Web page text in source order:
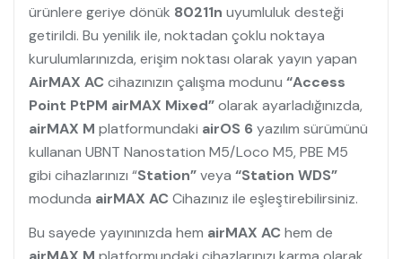
ürünlere geriye dönük 80211n uyumluluk desteği
getirildi. Bu yenilik ile, noktadan çoklu noktaya
kurulumlarınızda, erişim noktası olarak yayın yapan
AirMAX ACcihazınızın çalışma modunu “Access
Point PtPM airMAX Mixed”olarak ayarladığınızda,
airMAX M platformundaki airOS 6 yazılım sürümünü
kullanan UBNT Nanostation M5/Loco M5, PBE M5
gibi cihazlarınızı “Station”veya “Station WDS”
modunda airMAX ACCihazınız ile eşleştirebilirsiniz.
Bu sayede yayınınızda hem airMAX AChem de